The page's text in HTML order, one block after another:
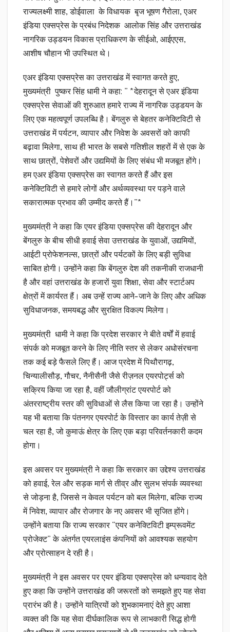
राज्यलक्ष्मी शाह, डोईवाला के विधायक बृज भूषण गैरोला, एअर
इंडिया एक्सप्रेस के प्रबंध निदेशक आलोक सिंह और उत्तराखंड
नागरिक उड्डयन विकास प्राधिकरण के सीईओ, आईएएस,
आशीष चौहान भी उपस्थित थे।
एअर इंडिया एक्सप्रेस का उत्तराखंड में स्वागत करते हुए,
मुख्यमंत्री पुष्कर सिंह धामी ने कहा: ” *देहरादून से एअर इंडिया
एक्सप्रेस सेवाओं की शुरुआत हमारे राज्य में नागरिक उड्डयन के
लिए एक महत्वपूर्ण उपलब्धि है। बेंगलुरु से बेहतर कनेक्टिविटी से
उत्तराखंड में पर्यटन, व्यापार और निवेश के अवसरों को काफी
बढ़ावा मिलेगा, साथ ही भारत के सबसे गतिशील शहरों में से एक के
साथ छात्रों, पेशेवरों और उद्यमियों के लिए संबंध भी मजबूत होंगे।
हम एअर इंडिया एक्सप्रेस का स्वागत करते हैं और इस
कनेक्टिविटी से हमारे लोगों और अर्थव्यवस्था पर पड़ने वाले
सकारात्मक प्रभाव की उम्मीद करते हैं।”*
मुख्यमंत्री ने कहा कि एयर इंडिया एक्सप्रेस की देहरादून और
बेंगलुरु के बीच सीधी हवाई सेवा उत्तराखंड के युवाओं, उद्यमियों,
आईटी प्रोफेशनल्स, छात्रों और पर्यटकों के लिए बड़ी सुविधा
साबित होगी। उन्होंने कहा कि बेंगलुरु देश की तकनीकी राजधानी
है और वहां उत्तराखंड के हजारों युवा शिक्षा, सेवा और स्टार्टअप
क्षेत्रों में कार्यरत हैं। अब उन्हें राज्य आने-जाने के लिए और अधिक
सुविधाजनक, समयबद्ध और सुरक्षित विकल्प मिलेगा।
मुख्यमंत्री धामी ने कहा कि प्रदेश सरकार ने बीते वर्षों में हवाई
संपर्क को मजबूत करने के लिए नीति स्तर से लेकर अधोसंरचना
तक कई बड़े फैसले लिए हैं। आज प्रदेश में पिथौरागढ़,
चिन्यालीसौड़, गौचर, नैनीसैनी जैसे रीज़नल एयरपोर्ट्स को
सक्रिय किया जा रहा है, वहीं जौलीग्रांट एयरपोर्ट को
अंतरराष्ट्रीय स्तर की सुविधाओं से लैस किया जा रहा है। उन्होंने
यह भी बताया कि पंतनगर एयरपोर्ट के विस्तार का कार्य तेज़ी से
चल रहा है, जो कुमाऊं क्षेत्र के लिए एक बड़ा परिवर्तनकारी कदम
होगा।
इस अवसर पर मुख्यमंत्री ने कहा कि सरकार का उद्देश्य उत्तराखंड
को हवाई, रेल और सड़क मार्ग से तीव्र और सुलभ संपर्क व्यवस्था
से जोड़ना है, जिससे न केवल पर्यटन को बल मिलेगा, बल्कि राज्य
में निवेश, व्यापार और रोजगार के नए अवसर भी सृजित होंगे।
उन्होंने बताया कि राज्य सरकार “एयर कनेक्टिविटी इम्प्रूवमेंट
प्रोजेक्ट” के अंतर्गत एयरलाइंस कंपनियों को आवश्यक सहयोग
और प्रोत्साहन दे रही है।
मुख्यमंत्री ने इस अवसर पर एयर इंडिया एक्सप्रेस को धन्यवाद देते
हुए कहा कि उन्होंने उत्तराखंड की जरूरतों को समझते हुए यह सेवा
प्रारंभ की है। उन्होंने यात्रियों को शुभकामनाएं देते हुए आशा
व्यक्त की कि यह सेवा दीर्घकालिक रूप से लाभकारी सिद्ध होगी